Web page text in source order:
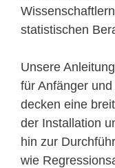
statistischen
Unsere
für Anfänger
decken eine
der Installation
hin zur
wie